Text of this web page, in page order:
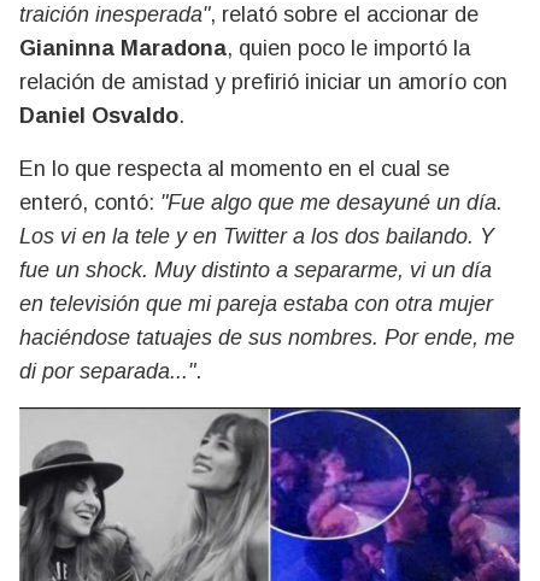
traición inesperada", relató sobre el accionar de
Gianinna Maradona, quien poco le importó la
relación de amistad y prefirió iniciar un amorío con
Daniel Osvaldo.
En lo que respecta al momento en el cual se
enteró, contó: "Fue algo que me desayuné un día.
Los vi en la tele y en Twitter a los dos bailando. Y
fue un shock. Muy distinto a separarme, vi un día
en televisión que mi pareja estaba con otra mujer
haciéndose tatuajes de sus nombres. Por ende, me
di por separada...".